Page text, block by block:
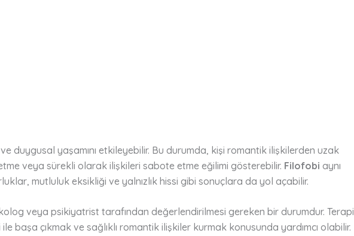
ve duygusal yaşamını etkileyebilir. Bu durumda, kişi romantik ilişkilerden uzak
veya sürekli olarak ilişkileri sabote etme eğilimi gösterebilir. Filofobi aynı
mutluluk eksikliği ve yalnızlık hissi gibi sonuçlara da yol açabilir.
veya psikiyatrist tarafından değerlendirilmesi gereken bir durumdur. Terapi
başa çıkmak ve sağlıklı romantik ilişkiler kurmak konusunda yardımcı olabilir.